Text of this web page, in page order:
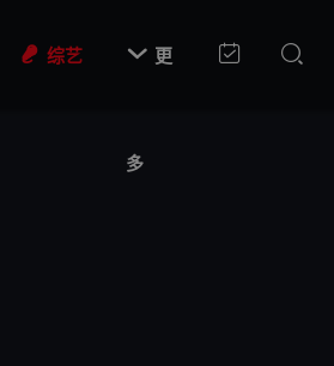
综艺  更
多